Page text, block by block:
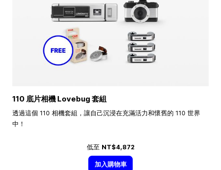
110 底片相機 Lovebug 套組
透過這個 110 相機套組，讓自己沉浸在充滿活力和懷舊的 110 世界
中！
低至 NT$4,872
加入購物車